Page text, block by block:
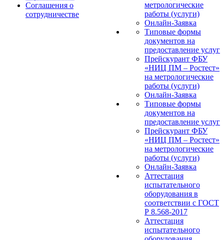
Соглашения о
сотрудничестве
метрологические
работы (услуги)
Онлайн-Заявка
Типовые формы
документов на
предоставление услуг
Прейскурант ФБУ
«НИЦ ПМ – Ростест»
на метрологические
работы (услуги)
Онлайн-Заявка
Типовые формы
документов на
предоставление услуг
Прейскурант ФБУ
«НИЦ ПМ – Ростест»
на метрологические
работы (услуги)
Онлайн-Заявка
Аттестация
испытательного
оборудования в
соответствии с ГОСТ
Р 8.568-2017
Аттестация
испытательного